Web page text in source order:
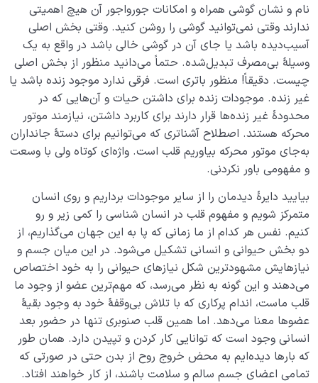
تعریف دین و کارکرد دین در زندگی امروزه ما چیست؟
آیا قرآن منشور خلقت است؟ رابطۀ میان قرآن و سایر
مخلوقات چیست؟
رابطه قرآن با نفس ما چیست؟ آیا به‌تنهایی می‌توانیم قرآن را
بفهمیم؟
نقش پیامبران در حرکت انسانی ما چیست؟ ضرورت این
نقش از کجا مشخص می‌شود؟
ضرورت وجود امام معصوم در جامعه چیست و اگر نباشد
چه می‌شود؟
چرا باید امام معصوم باشد؟ آیا عصمت امام اختیاری است؟
چه کسی می‌تواند بهترین الگو برای زندگی ما باشد؟
آیا انسان تمام یا کامل وجود دارد، شناخت او چه فایده ای
برای ما دارد؟
نقش و جایگاه قلب در انسان شناسی و حیات معنوی انسان
چیست؟
کسب قلب سلیم یعنی چه؟ بدون قلب سلیم چه شرایطی
نام و نشان گوشی همراه و امکانات جورواجور آن هیچ اهمیتی
ندارند وقتی نمی‌توانید گوشی را روشن کنید. وقتی بخش اصلی
آسیب‌دیده باشد یا جای آن در گوشی خالی باشد در واقع به یک
وسیلۀ بی‌مصرف تبدیل‌شده. حتماً می‌دانید منظور از بخش اصلی
چیست. دقیقاً! منظور باتری است. فرقی ندارد موجود زنده باشد یا
غیر زنده. موجودات زنده برای داشتن حیات و آن‌هایی که در
محدودۀ غیر زنده‌ها قرار دارند برای کاربرد داشتن، نیازمند موتور
محرکه هستند. اصطلاح آشناتری که می‌توانیم برای دستۀ جانداران
به‌جای موتور محرکه بیاوریم قلب است. واژه‌ای کوتاه ولی با وسعت
و مفهومی باور نکردنی.
بیایید دایرۀ دیدمان را از سایر موجودات برداریم و روی انسان
متمرکز شویم و مفهوم قلب در انسان شناسی را کمی زیر و رو
کنیم. نفس هر کدام از ما زمانی که پا به این جهان می‌گذاریم، از
دو بخش حیوانی و انسانی تشکیل می‌شود. در این میان جسم و
نیازهایش مشهودترین شکل نیازهای حیوانی را به خود اختصاص
می‌دهند و این گونه به نظر می‌رسد، که مهم‌ترین عضو از وجود ما
قلب ماست، اندام پرکاری که با تلاش بی‌وقفۀ خود به وجود بقیۀ
عضوها معنا می‌د‌هد. اما همین قلب صنوبری تنها در حضور بعد
انسانی وجود است که توانایی کار کردن و تپیدن دارد. همان طور
که بارها دیده‌ایم به محض خروج روح از بدن حتی در صورتی که
تمامی اعضای جسم سالم و سلامت باشند، از کار خواهند افتاد.